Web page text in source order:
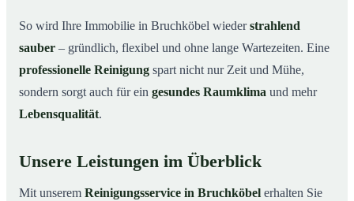
So wird Ihre Immobilie in Bruchköbel wiederstrahlend
sauber – gründlich, flexibel und ohne lange Wartezeiten. Eine
professionelle Reinigung spart nicht nur Zeit und Mühe,
sondern sorgt auch für ein gesundes Raumklima und mehr
Lebensqualität.
Unsere Leistungen im Überblick
Mit unserem Reinigungsservice in Bruchköbel erhalten Sie